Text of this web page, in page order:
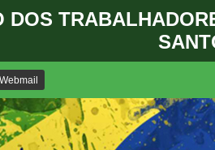
DOS
Webmail